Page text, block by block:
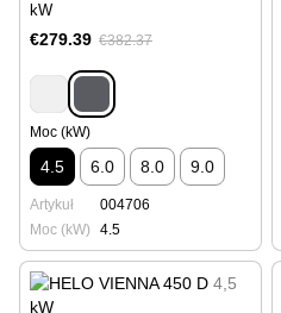
kW
€279.39 €382.37
Moc (kW)
4.5 6.0 8.0 9.0
Artykuł
004706
Moc (kW)
4.5